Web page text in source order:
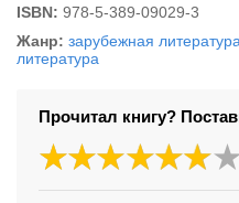
ISBN: 978-5-389-09029-3
Жанр: зарубежная литература
литература
Прочитал книгу?